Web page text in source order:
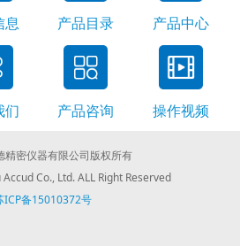
息 产品目录 产品中心
们 产品咨询 操作视频
精密仪器有限公司版权所有
Co., Ltd. ALL Right Reserved
ICP备15010372号